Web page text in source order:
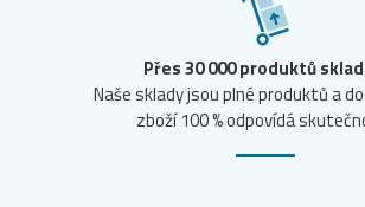
Přes 30 000 produktů
Naše sklady jsou plné produktů a
zboží 100 % odpovídá